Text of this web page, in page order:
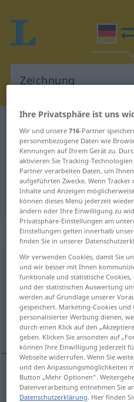
Deutsch-
"Zeichnung"
"Zeichnung"
„Zeichnung“:
Zeichnungf <Zeichnung;-en>
Übersicht aller
(Für mehr Details die
crtež, nacrt
crtež,nacrt Zeichnung
Ihre Privatsphäre ist uns
Wir und unsere716-Partner
personenbezogene Daten wie
Kennungen auf Ihrem Gerät zu.
aktivieren Sie Tracking-
Partner verarbeiten Daten, um
aufgeführten Zwecke. Wenn
Inhalte und Anzeigen
können dieses Menü jederzeit
ändern oder Ihre Einwilligung zu
Privatsphäre-Einstellungen am
Einstellungen gelten innerhalb
finden Sie in unserer
Wir verwenden Cookies, damit Sie
und wir besser mit Ihnen
funktionale und statistische
und der statistischen Auswertung
werden auf Grundlage unserer
gespeichert. Marketing-Cookies und
personalisierter Werbung dienen,
durch einen Klick auf den
geben. Klicken Sie ansonsten auf
können Ihre Einwilligung jederzeit
Webseite widerrufen. Wenn Sie
und den Anpassungsmöglichkeiten
Button „Mehr Optionen“.
Datenverarbeitung entnehmen Sie
Datenschutzerklärung. Hier finden